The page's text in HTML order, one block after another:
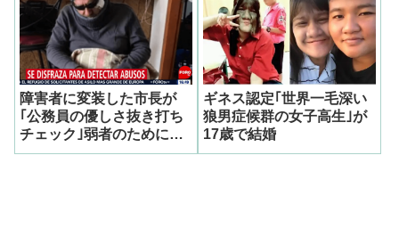
障害者に変装した市長が
｢公務員の優しさ抜き打ち
チェック｣弱者のために戦
う
ギネス認定｢世界一毛深い
狼男症候群の女子高生｣が
17歳で結婚